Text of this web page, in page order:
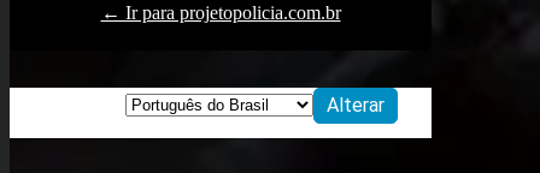
← Ir para projetopolicia.com.br